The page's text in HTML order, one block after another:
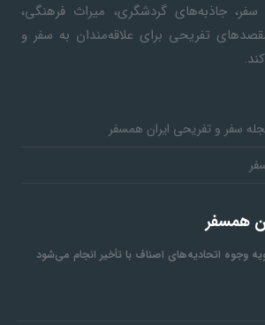
سفر، جاذبه‌های گردشگری، میراث فرهنگی،
تفریحی برای علاقه‌مندان به سفر و
سفر و تفریحی ایران همسفر
همسفر
وجوه اتحادیه‌های اصناف با تأخیر انجام می‌شود